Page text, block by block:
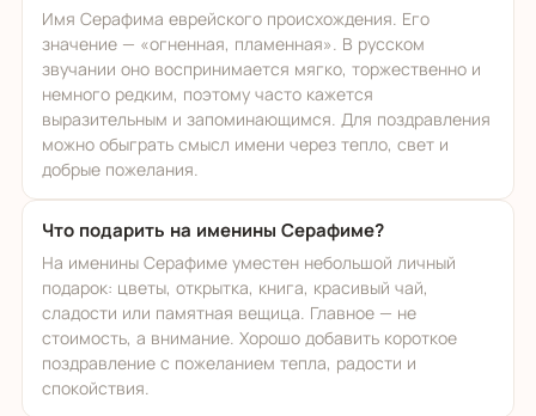
Имя Серафима еврейского происхождения. Его
значение — «огненная, пламенная». В русском
звучании оно воспринимается мягко, торжественно и
немного редким, поэтому часто кажется
выразительным и запоминающимся. Для поздравления
можно обыграть смысл имени через тепло, свет и
добрые пожелания.
Что подарить на именины Серафиме?
На именины Серафиме уместен небольшой личный
подарок: цветы, открытка, книга, красивый чай,
сладости или памятная вещица. Главное — не
стоимость, а внимание. Хорошо добавить короткое
поздравление с пожеланием тепла, радости и
спокойствия.